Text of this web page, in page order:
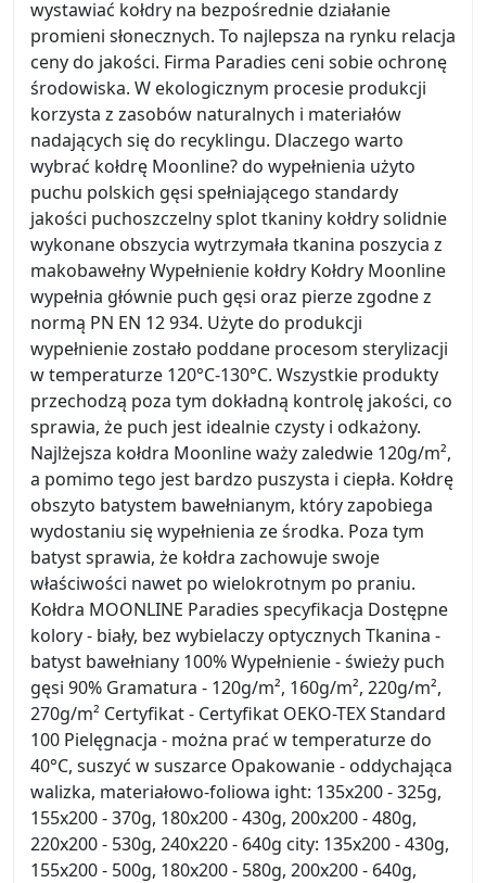
wystawiać kołdry na bezpośrednie działanie
promieni słonecznych. To najlepsza na rynku relacja
ceny do jakości. Firma Paradies ceni sobie ochronę
środowiska. W ekologicznym procesie produkcji
korzysta z zasobów naturalnych i materiałów
nadających się do recyklingu. Dlaczego warto
wybrać kołdrę Moonline? do wypełnienia użyto
puchu polskich gęsi spełniającego standardy
jakości puchoszczelny splot tkaniny kołdry solidnie
wykonane obszycia wytrzymała tkanina poszycia z
makobawełny Wypełnienie kołdry Kołdry Moonline
wypełnia głównie puch gęsi oraz pierze zgodne z
normą PN EN 12 934. Użyte do produkcji
wypełnienie zostało poddane procesom sterylizacji
w temperaturze 120°C-130°C. Wszystkie produkty
przechodzą poza tym dokładną kontrolę jakości, co
sprawia, że puch jest idealnie czysty i odkażony.
Najlżejsza kołdra Moonline waży zaledwie 120g/m²,
a pomimo tego jest bardzo puszysta i ciepła. Kołdrę
obszyto batystem bawełnianym, który zapobiega
wydostaniu się wypełnienia ze środka. Poza tym
batyst sprawia, że kołdra zachowuje swoje
właściwości nawet po wielokrotnym po praniu.
Kołdra MOONLINE Paradies specyfikacja Dostępne
kolory - biały, bez wybielaczy optycznych Tkanina -
batyst bawełniany 100% Wypełnienie - świeży puch
gęsi 90% Gramatura - 120g/m², 160g/m², 220g/m²,
270g/m² Certyfikat - Certyfikat OEKO-TEX Standard
100 Pielęgnacja - można prać w temperaturze do
40°C, suszyć w suszarce Opakowanie - oddychająca
walizka, materiałowo-foliowa ight: 135x200 - 325g,
155x200 - 370g, 180x200 - 430g, 200x200 - 480g,
220x200 - 530g, 240x220 - 640g city: 135x200 - 430g,
155x200 - 500g, 180x200 - 580g, 200x200 - 640g,